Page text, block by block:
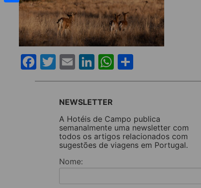
Facebook
Twitter
EmailLinkedIn
WhatsApp
NEWSLETTER
A Hotéis de Campo publica
semanalmente uma newsletter com
todos os artigos relacionados com
sugestões de viagens em Portugal.
Nome:
Share